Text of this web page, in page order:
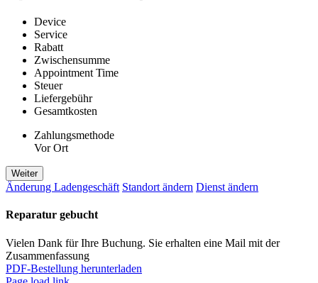
Device
Service
Rabatt
Zwischensumme
Appointment Time
Steuer
Liefergebühr
Gesamtkosten
Zahlungsmethode
Vor Ort
Weiter
Änderung Ladengeschäft Standort ändern Dienst ändern
Reparatur gebucht
Vielen Dank für Ihre Buchung. Sie erhalten eine Mail mit der
Zusammenfassung
PDF-Bestellung herunterladen